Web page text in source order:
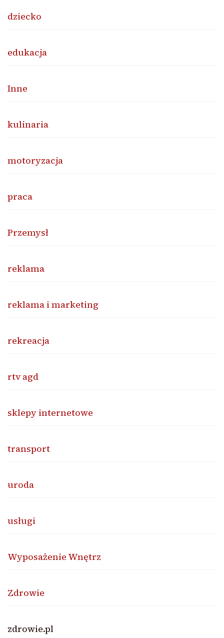
dziecko
edukacja
Inne
kulinaria
motoryzacja
praca
Przemysł
reklama
reklama i marketing
rekreacja
rtv agd
sklepy internetowe
transport
uroda
usługi
Wyposażenie Wnętrz
Zdrowie
zdrowie.pl